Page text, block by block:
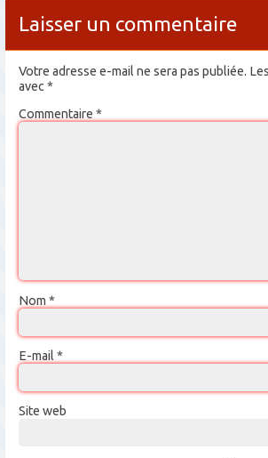
Laisser un commentaire
Votre adresse e-mail ne sera pas publiée.
avec *
Commentaire *
Nom *
E-mail *
Site web